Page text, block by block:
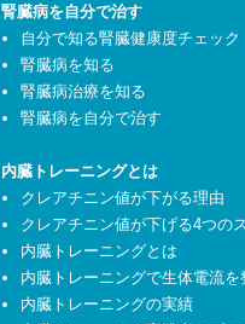
腎臓病を自分で治す
自分で知る腎臓健康度チェック
腎臓病を知る
腎臓病治療を知る
腎臓病を自分で治す
内臓トレーニングとは
クレアチニン値が下がる理由
クレアチニン値が下げる4つの
内臓トレーニングとは
内臓トレーニングで生体電流を
内臓トレーニングの実績